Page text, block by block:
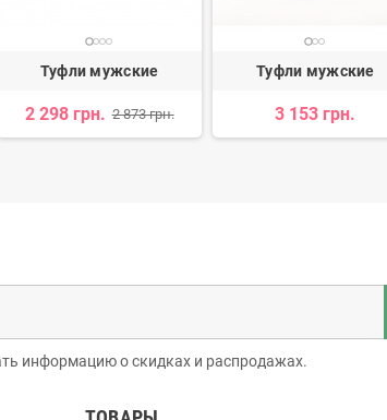
Туфли мужские
2 298 грн. 2 873 грн.
Туфли мужские
3 153 грн.
информацию о скидках и распродажах.